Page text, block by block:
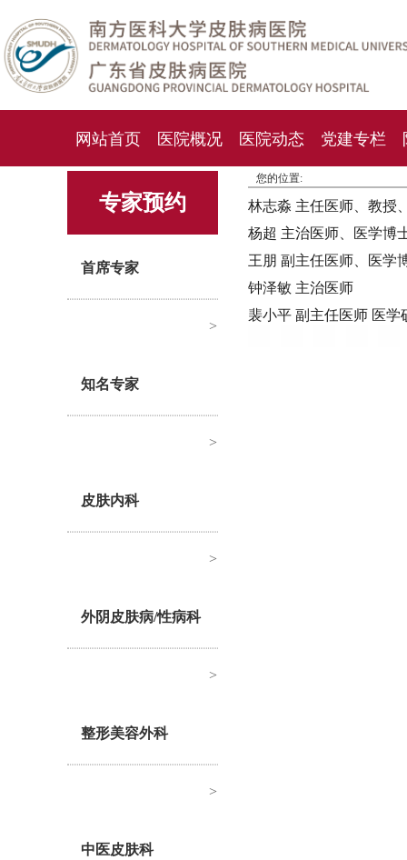
网站首页 医院概况 医院动态 党建专栏
化妆品检测中心 期刊杂志 就诊指南 人才
专家预约
首席专家
>
知名专家
>
皮肤内科
>
外阴皮肤病/性病科
>
整形美容外科
>
中医皮肤科
您的位置:
林志淼 主任医师、教授
杨超 主治医师、医学博
王朋 副主任医师、医学
钟泽敏 主治医师
裴小平 副主任医师 医学